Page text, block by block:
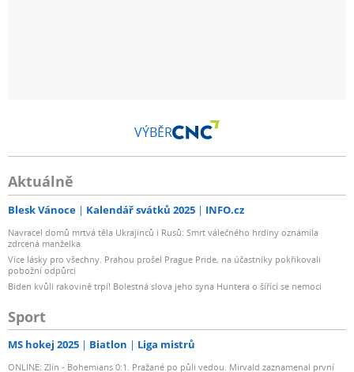
VÝBĚR
Aktuálně
Blesk Vánoce Kalendář svátků 2025 INFO.cz
Navracel domů mrtvá těla Ukrajinců i Rusů: Smrt válečného hrdiny oznámila
zdrcená manželka
Více lásky pro všechny. Prahou prošel Prague Pride, na účastníky pokřikovali
pobožní odpůrci
Biden kvůli rakovině trpí! Bolestná slova jeho syna Huntera o šířící se nemoci
Sport
MS hokej 2025 Biatlon Liga mistrů
ONLINE: Zlín - Bohemians 0:1. Pražané po půli vedou. Mirvald zaznamenal první